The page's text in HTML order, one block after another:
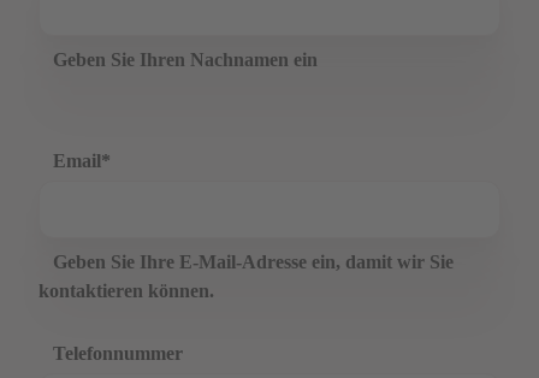
Geben Sie Ihren Nachnamen ein
Email*
Geben Sie Ihre E-Mail-Adresse ein, damit wir Sie
kontaktieren können.
Telefonnummer